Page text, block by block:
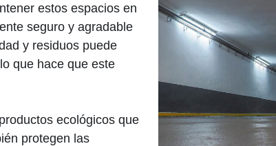
estos espacios en
seguro y agradable
y residuos puede
que hace que este
ecológicos que
protegen las